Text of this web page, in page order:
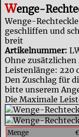
Wenge-
Wenge-
geschliffen und
breit
Artikelnummer:
Ohne
Leistenlänge: 220
Den Zuschlag für
bitte unserem
Die Maximale
Menge